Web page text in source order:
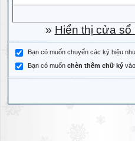
» Hiển thị cửa sổ
Bạn có muốn chuyển các ký hiệu
Bạn có muốn chèn thêm chữ ký